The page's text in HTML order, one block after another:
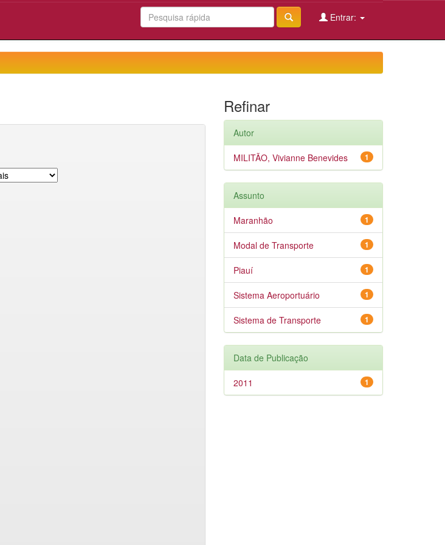
Entrar:
Refinar
Autor
1
MILITÃO, Vivianne Benevides
Assunto
1
Maranhão
1
Modal de Transporte
1
Piauí
1
Sistema Aeroportuário
1
Sistema de Transporte
Data de Publicação
1
2011